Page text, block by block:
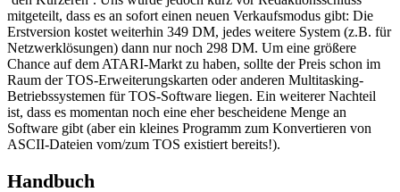
mitgeteilt, dass es an sofort einen neuen Verkaufsmodus gibt: Die
Erstversion kostet weiterhin 349 DM, jedes weitere System (z.B. für
Netzwerklösungen) dann nur noch 298 DM. Um eine größere
Chance auf dem ATARI-Markt zu haben, sollte der Preis schon im
Raum der TOS-Erweiterungskarten oder anderen Multitasking-
Betriebssystemen für TOS-Software liegen. Ein weiterer Nachteil
ist, dass es momentan noch eine eher bescheidene Menge an
Software gibt (aber ein kleines Programm zum Konvertieren von
ASCII-Dateien vom/zum TOS existiert bereits!).
Handbuch